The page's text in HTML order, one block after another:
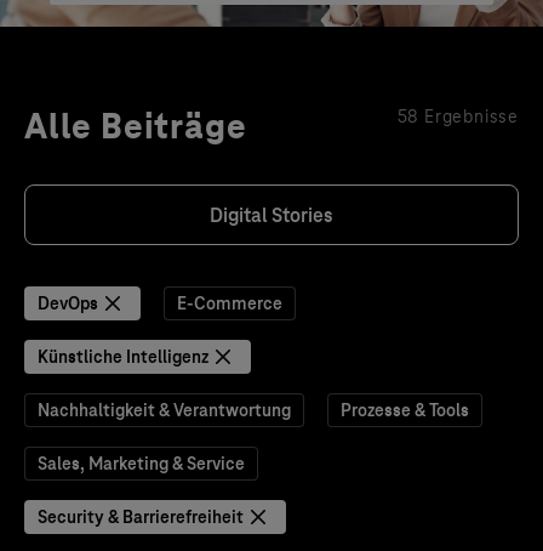
Alle Beiträge 58 Ergebnisse
Digital Stories
DevOps E-Commerce
Künstliche Intelligenz
Nachhaltigkeit & Verantwortung Prozesse & Tools
Sales, Marketing & Service
Security & Barrierefreiheit